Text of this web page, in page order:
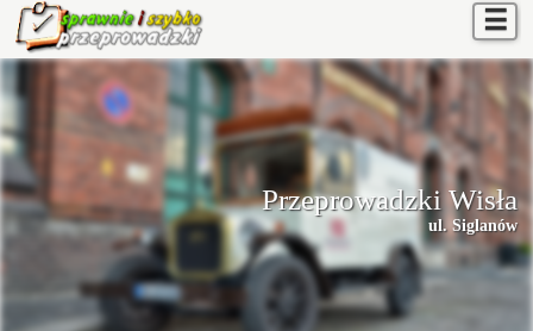
☰
Przeprowadzki Wisła
ul. Siglanów